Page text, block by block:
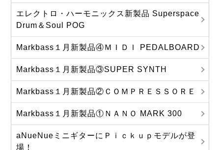
エレクトロ・ハーモニックス新製品 Superspace
Drum＆Soul POG
Markbass１月新製品④ＭＩＤＩ PEDALBOARD
Markbass１月新製品③SUPER SYNTH
Markbass１月新製品②ＣＯＭＰＲＥＳＳＯＲＥ
Markbass１月新製品①ＮＡＮＯ MARK 300
aNueNueミニギターにＰｉｃｋｕｐモデルが登
場！